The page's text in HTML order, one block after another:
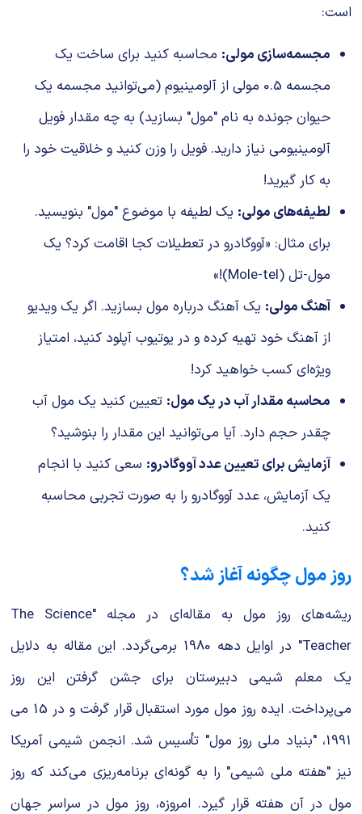
است:
مجسمه‌سازی مولی: محاسبه کنید برای ساخت یک
مجسمه 0.5 مولی از آلومینیوم (می‌توانید مجسمه یک
حیوان جونده به نام "مول" بسازید) به چه مقدار فویل
آلومینیومی نیاز دارید. فویل را وزن کنید و خلاقیت خود را
به کار گیرید!
لطیفه‌های مولی: یک لطیفه با موضوع "مول" بنویسید.
برای مثال: «آووگادرو در تعطیلات کجا اقامت کرد؟ یک
مول-تل (Mole-tel)!»
آهنگ مولی: یک آهنگ درباره مول بسازید. اگر یک ویدیو
از آهنگ خود تهیه کرده و در یوتیوب آپلود کنید، امتیاز
ویژه‌ای کسب خواهید کرد!
محاسبه مقدار آب در یک مول: تعیین کنید یک مول آب
چقدر حجم دارد. آیا می‌توانید این مقدار را بنوشید؟
آزمایش برای تعیین عدد آووگادرو: سعی کنید با انجام
یک آزمایش، عدد آووگادرو را به صورت تجربی محاسبه
کنید.
روز مول چگونه آغاز شد؟
ریشه‌های روز مول به مقاله‌ای در مجله "The Science
Teacher" در اوایل دهه 1980 برمی‌گردد. این مقاله به دلایل
یک معلم شیمی دبیرستان برای جشن گرفتن این روز
می‌پرداخت. ایده روز مول مورد استقبال قرار گرفت و در 15 می
1991، "بنیاد ملی روز مول" تأسیس شد. انجمن شیمی آمریکا
نیز "هفته ملی شیمی" را به گونه‌ای برنامه‌ریزی می‌کند که روز
مول در آن هفته قرار گیرد. امروزه، روز مول در سراسر جهان